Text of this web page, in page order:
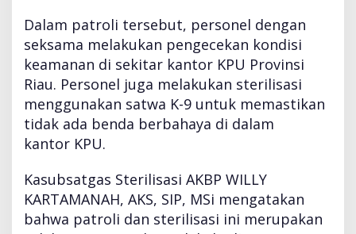
B
a
w
s
l
u
Dalam patroli tersebut, personel dengan
seksama melakukan pengecekan kondisi
keamanan di sekitar kantor KPU Provinsi
Riau. Personel juga melakukan sterilisasi
menggunakan satwa K-9 untuk memastikan
tidak ada benda berbahaya di dalam
kantor KPU.
Kasubsatgas Sterilisasi AKBP WILLY
KARTAMANAH, AKS, SIP, MSi mengatakan
bahwa patroli dan sterilisasi ini merupakan